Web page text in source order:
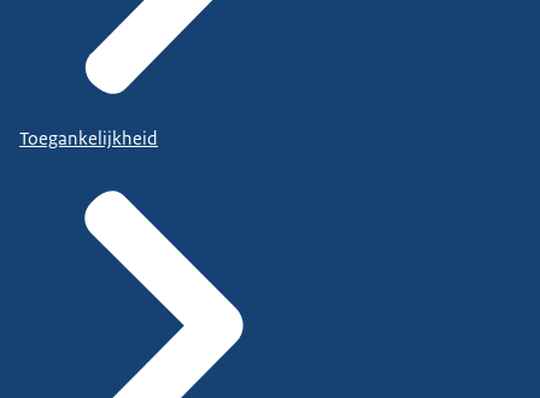
Toegankelijkheid